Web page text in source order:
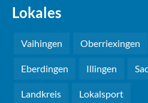
Lokales
Vaihingen Oberriexingen
Eberdingen Illingen
Landkreis Lokalsport